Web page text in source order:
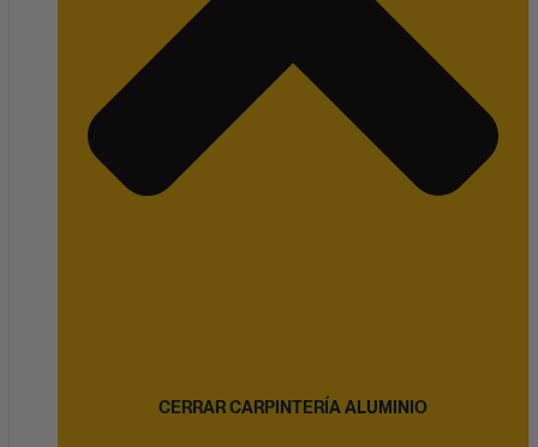
CERRAR CARPINTERÍA ALUMINIO